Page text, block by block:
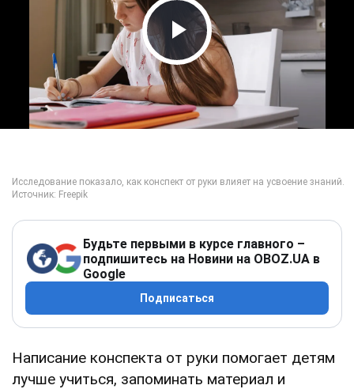
Play Video
Будьте первыми в курсе главного –
подпишитесь на Новини на OBOZ.UA в
Google
Подписаться
Написание конспекта от руки помогает детям
лучше учиться, запоминать материал и